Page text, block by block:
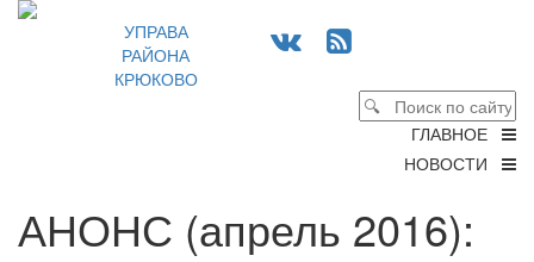
УПРАВА
РАЙОНА
КРЮКОВО
ГЛАВНОЕ
НОВОСТИ
АНОНС (апрель 2016):